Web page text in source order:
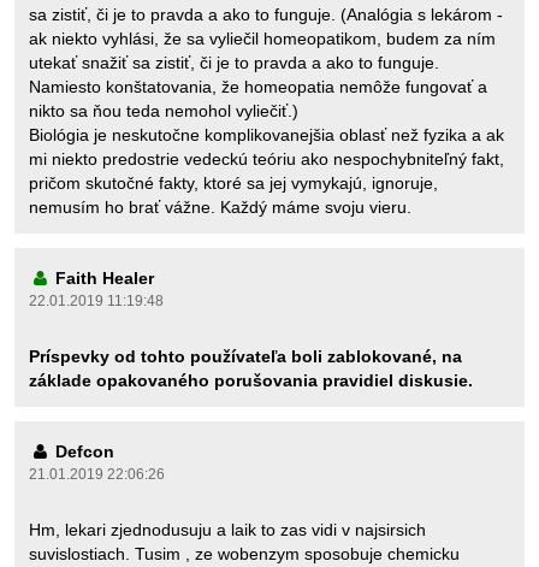
sa zistiť, či je to pravda a ako to funguje. (Analógia s lekárom -
ak niekto vyhlási, že sa vyliečil homeopatikom, budem za ním
utekať snažiť sa zistiť, či je to pravda a ako to funguje.
Namiesto konštatovania, že homeopatia nemôže fungovať a
nikto sa ňou teda nemohol vyliečiť.)
Biológia je neskutočne komplikovanejšia oblasť než fyzika a ak
mi niekto predostrie vedeckú teóriu ako nespochybniteľný fakt,
pričom skutočné fakty, ktoré sa jej vymykajú, ignoruje,
nemusím ho brať vážne. Každý máme svoju vieru.
Faith Healer
22.01.2019 11:19:48
Príspevky od tohto používateľa boli zablokované, na
základe opakovaného porušovania pravidiel diskusie.
Defcon
21.01.2019 22:06:26
Hm, lekari zjednodusuju a laik to zas vidi v najsirsich
suvislostiach. Tusim , ze wobenzym sposobuje chemicku